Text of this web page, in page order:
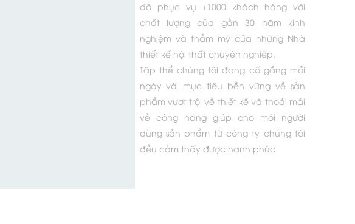
đã phục vụ +1000 khách hàng với
chất lượng của gần 30 năm kinh
nghiệm và thẩm mỹ của những Nhà
thiết kế nội thất chuyên nghiệp.
Tập thể chúng tôi đang cố gắng mỗi
ngày với mục tiêu bền vững về sản
phẩm vượt trội về thiết kế và thoải mái
về công năng giúp cho mỗi người
dùng sản phẩm từ công ty chúng tôi
đều cảm thấy được hạnh phúc